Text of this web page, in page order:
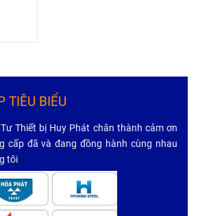
TIÊU BIỂU
Thiết bị Huy Phát chân thành cảm ơn
cấp đã và đang đồng hành cùng nhau
tôi